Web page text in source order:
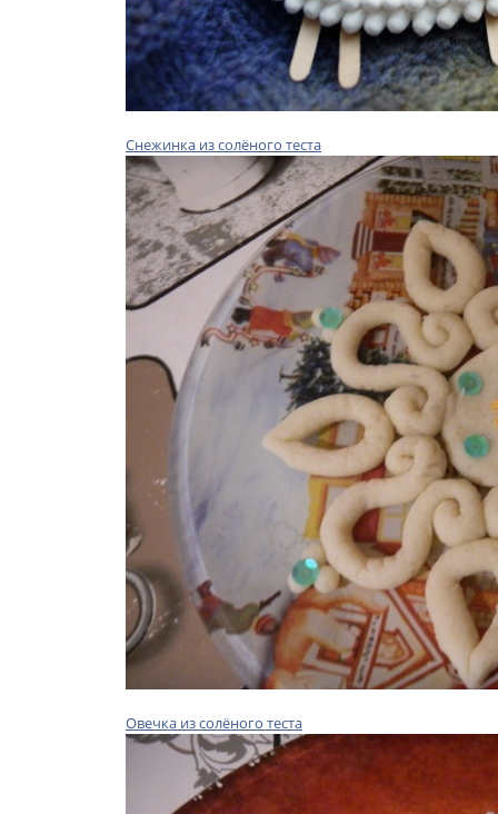
Снежинка из солёного теста
Овечка из солёного теста